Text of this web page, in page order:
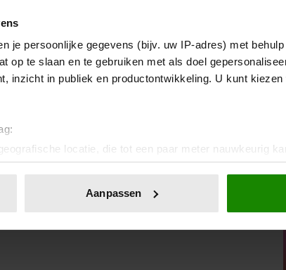
je persoonlijke gegevens (bijv. uw IP-adres) met
op te slaan en te gebruiken met als doel
inzicht in publiek en productontwikkeling. U kunt
locatie, die tot een paar meter nauwkeurig
actief te scannen op specifieke eigenschappen
of intrekken in de Cookieverklaring.
advertenties te personaliseren, om functies voor social
we informatie over uw gebruik van onze site met
Aanpassen